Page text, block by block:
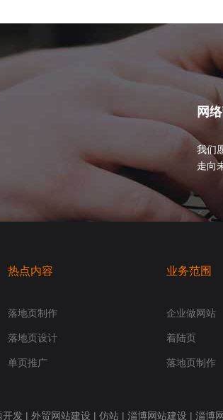
网
我们
走向
热点内容
落地页制作
落地页设计
单页推广
业务范围
企业做网站
着陆页
落地页制作
开发| 外贸网站建设 | 仿站| 淄博网站建设 | 淄博